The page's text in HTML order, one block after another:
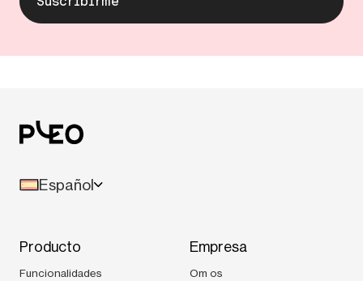
Español
Producto
Funcionalidades
Empresa
Om os